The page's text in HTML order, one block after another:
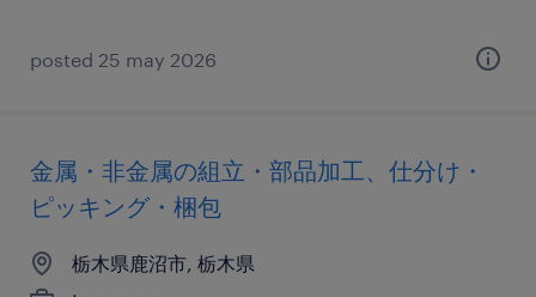
posted 25 may 2026
金属・非金属の組立・部品加工、仕分け・
ピッキング・梱包
栃木県鹿沼市, 栃木県